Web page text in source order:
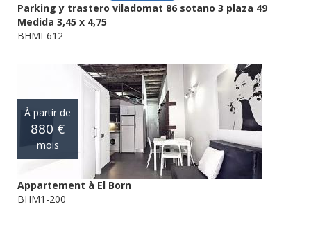
Parking y trastero viladomat 86 sotano 3 plaza 49
Medida 3,45 x 4,75
BHMI-612
À partir de
880 €
mois
Appartement à El Born
BHM1-200